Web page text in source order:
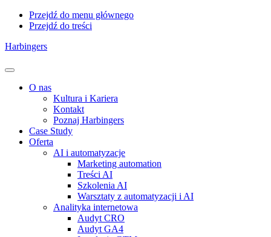
Przejdź do menu głównego
Przejdź do treści
Harbingers
Menu
O nas
Kultura i Kariera
Kontakt
Poznaj Harbingers
Case Study
Oferta
AI i automatyzacje
Marketing automation
Treści AI
Szkolenia AI
Warsztaty z automatyzacji i AI
Analityka internetowa
Audyt CRO
Audyt GA4